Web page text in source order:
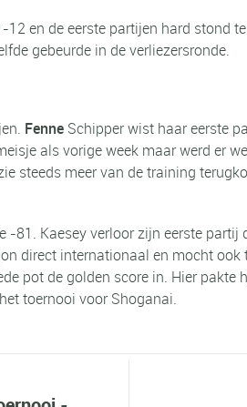
en de eerste partijen hard stond
gebeurde in de verliezersronde.
Fenne Schipper wist haar eerste
als vorige week maar werd er
steeds meer van de training
-81. Kaesey verloor zijn eerste
direct internationaal en mocht ook
pot de golden score in. Hier
toernooi voor Shoganai.